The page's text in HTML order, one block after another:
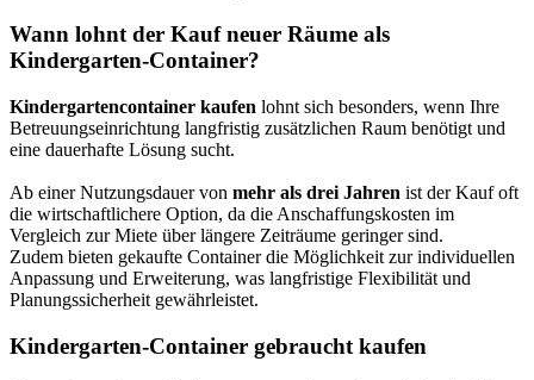
Wann lohnt der Kauf neuer Räume als
Kindergarten-Container?
Kindergartencontainer kaufen lohnt sich besonders, wenn Ihre
Betreuungseinrichtung langfristig zusätzlichen Raum benötigt und
eine dauerhafte Lösung sucht.
Ab einer Nutzungsdauer von mehr als drei Jahren ist der Kauf oft
die wirtschaftlichere Option, da die Anschaffungskosten im
Vergleich zur Miete über längere Zeiträume geringer sind.
Zudem bieten gekaufte Container die Möglichkeit zur individuellen
Anpassung und Erweiterung, was langfristige Flexibilität und
Planungssicherheit gewährleistet.
Kindergarten-Container gebraucht kaufen